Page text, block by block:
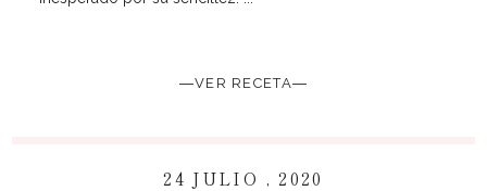
―VER RECETA―
24 JULIO , 2020